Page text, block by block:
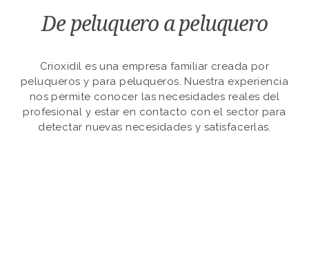
De peluquero a peluquero
Crioxidil es una empresa familiar creada por
peluqueros y para peluqueros. Nuestra experiencia
nos permite conocer las necesidades reales del
profesional y estar en contacto con el sector para
detectar nuevas necesidades y satisfacerlas.